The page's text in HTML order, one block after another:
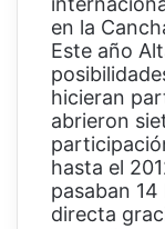
en la
Este año
hicieran
abrieron
hasta el
pasaban
directa